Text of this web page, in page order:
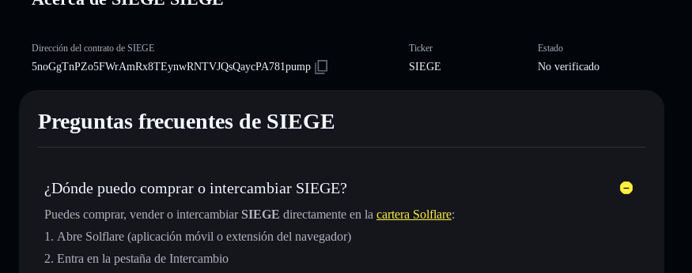
Dirección del contrato de SIEGE
5noGgTnPZo5FWrAmRx8TEynwRNTVJQsQaycPA781pump
Ticker
SIEGE
Estado
No verificado
Preguntas frecuentes de SIEGE
¿Dónde puedo comprar o intercambiar SIEGE?
Puedes comprar, vender o intercambiar SIEGE directamente en la cartera Solflare:
Abre Solflare (aplicación móvil o extensión del navegador)
Entra en la pestaña de Intercambio